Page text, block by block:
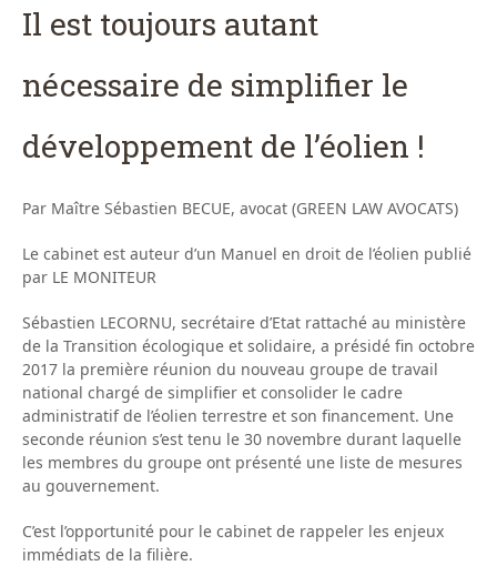
Il est toujours autant
nécessaire de simplifier le
développement de l’éolien !
Par Maître Sébastien BECUE, avocat (GREEN LAW AVOCATS)
Le cabinet est auteur d’un Manuel en droit de l’éolien publié
par LE MONITEUR
Sébastien LECORNU, secrétaire d’Etat rattaché au ministère
de la Transition écologique et solidaire, a présidé fin octobre
2017 la première réunion du nouveau groupe de travail
national chargé de simplifier et consolider le cadre
administratif de l’éolien terrestre et son financement. Une
seconde réunion s’est tenu le 30 novembre durant laquelle
les membres du groupe ont présenté une liste de mesures
au gouvernement.
C’est l’opportunité pour le cabinet de rappeler les enjeux
immédiats de la filière.